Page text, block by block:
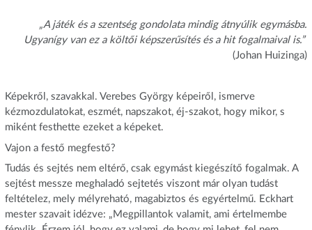
„A játék és a szentség gondolata mindig átnyúlik egymásba.
Ugyanígy van ez a költői képszerűsítés és a hit fogalmaival is.”
(Johan Huizinga)
Képekről, szavakkal. Verebes György képeiről, ismerve
kézmozdulatokat, eszmét, napszakot, éj-szakot, hogy mikor, s
miként festhette ezeket a képeket.
Vajon a festő megfestő?
Tudás és sejtés nem eltérő, csak egymást kiegészítő fogalmak. A
sejtést messze meghaladó sejtetés viszont már olyan tudást
feltételez, mely mélyreható, magabiztos és egyértelmű. Eckhart
mester szavait idézve: „Megpillantok valamit, ami értelmembe